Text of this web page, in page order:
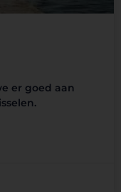
er goed aan